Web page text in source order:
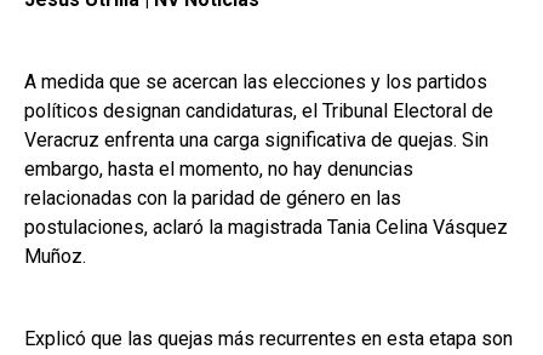
A medida que se acercan las elecciones y los partidos
políticos designan candidaturas, el Tribunal Electoral de
Veracruz enfrenta una carga significativa de quejas. Sin
embargo, hasta el momento, no hay denuncias
relacionadas con la paridad de género en las
postulaciones, aclaró la magistrada Tania Celina Vásquez
Muñoz.
Explicó que las quejas más recurrentes en esta etapa son